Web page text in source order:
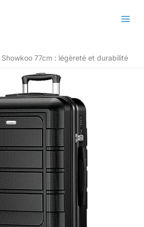
77cm : légèreté et durabilité